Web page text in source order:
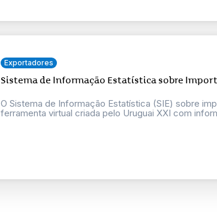
Exportadores
Sistema de Informação Estatística sobre
O Sistema de Informação Estatística (SIE) sobre
ferramenta virtual criada pelo Uruguai XXI com